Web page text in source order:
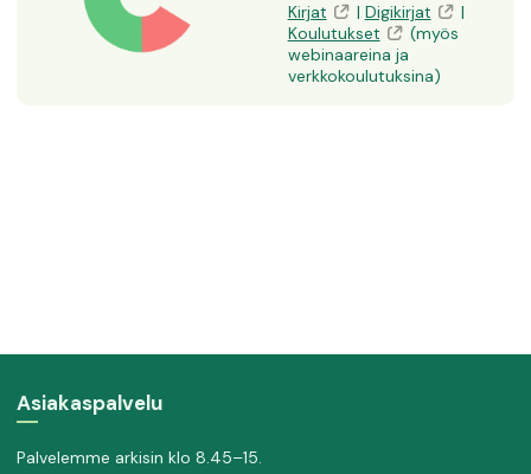
Kirjat
| Digikirjat
|
Koulutukset
(myös
webinaareina ja
verkkokoulutuksina)
Asiakaspalvelu
Palvelemme arkisin klo 8.45–15.